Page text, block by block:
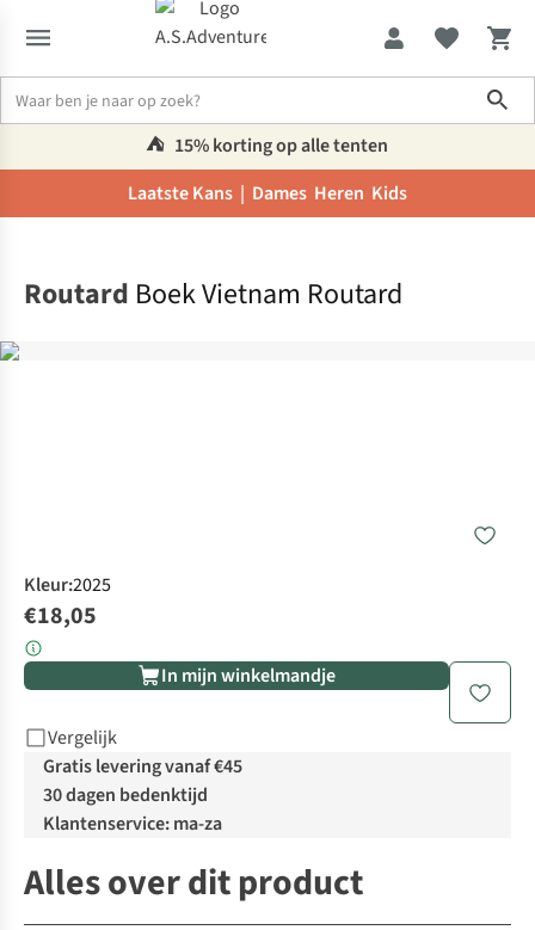
⛺️ 15% korting op alle tenten
Laatste Kans | Dames Heren Kids
Routard Boek Vietnam Routard
Kleur:2025
€18,05
In mijn winkelmandje
Vergelijk
Gratis levering vanaf €45
30 dagen bedenktijd
Klantenservice: ma-za
Alles over dit product